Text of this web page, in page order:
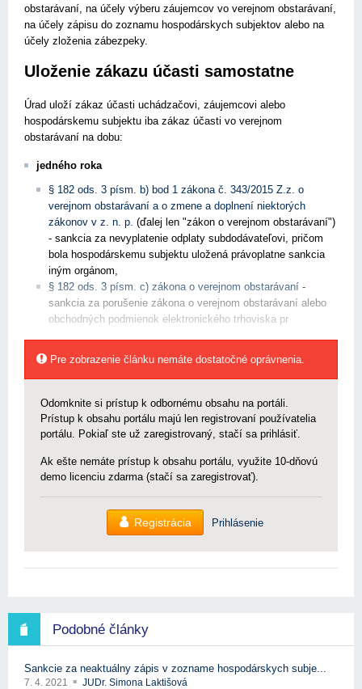
obstarávaní, na účely výberu záujemcov vo verejnom obstarávaní,
na účely zápisu do zoznamu hospodárskych subjektov alebo na
účely zloženia zábezpeky.
Uloženie zákazu účasti samostatne
Úrad uloží zákaz účasti uchádzačovi, záujemcovi alebo
hospodárskemu subjektu iba zákaz účasti vo verejnom
obstarávaní na dobu:
jedného roka
§ 182 ods. 3 písm. b) bod 1 zákona č. 343/2015 Z.z. o
verejnom obstarávaní a o zmene a doplnení niektorých
zákonov v z. n. p. (ďalej len "zákon o verejnom obstarávaní")
- sankcia za nevyplatenie odplaty subdodávateľovi, pričom
bola hospodárskemu subjektu uložená právoplatne sankcia
iným orgánom,
§ 182 ods. 3 písm. c) zákona o verejnom obstarávaní -
sankcia za porušenie zákona o verejnom obstarávaní alebo
obchodných podmienok elektronického trhoviska pr
Pre zobrazenie článku nemáte dostatočné oprávnenia.
Odomknite si prístup k odbornému obsahu na portáli.
Prístup k obsahu portálu majú len registrovaní používatelia
portálu. Pokiaľ ste už zaregistrovaný, stačí sa prihlásiť.
Ak ešte nemáte prístup k obsahu portálu, využite 10-dňovú
demo licenciu zdarma (stačí sa zaregistrovať).
Registrácia Prihlásenie
Podobné články
Sankcie za neaktuálny zápis v zozname hospodárskych subje...
7. 4. 2021 JUDr. Simona Laktišová